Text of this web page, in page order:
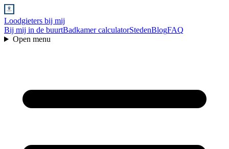
Loodgieters bij mij
Bij mij in de buurtBadkamer calculatorStedenBlogFAQ
Open menu